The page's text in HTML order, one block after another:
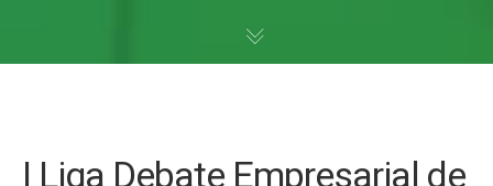
I Liga Debate Empresarial de